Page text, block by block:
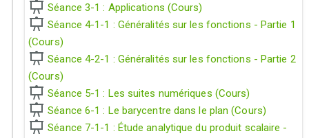
Séance 3-1 : Applications (Cours)
Séance 4-1-1 : Généralités sur les fonctions - Partie 1
(Cours)
Séance 4-2-1 : Généralités sur les fonctions - Partie 2
(Cours)
Séance 5-1 : Les suites numériques (Cours)
Séance 6-1 : Le barycentre dans le plan (Cours)
Séance 7-1-1 : Étude analytique du produit scalaire -